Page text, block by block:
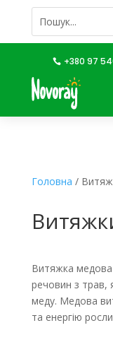
 +380 97
Головна /
Витяжка медова
речовин з трав,
меду. Медова
та енергію